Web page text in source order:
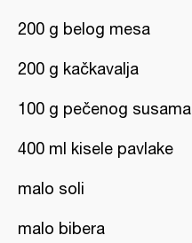
200 g belog mesa
200 g kačkavalja
100 g pečenog susama
400 ml kisele pavlake
malo soli
malo bibera